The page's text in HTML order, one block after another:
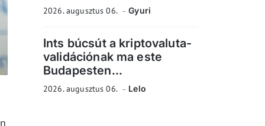
2026. augusztus 06. Gyuri
Ints búcsút a kriptovaluta-
validációnak ma este
Budapesten...
2026. augusztus 06. Lelo